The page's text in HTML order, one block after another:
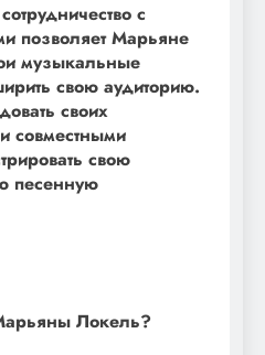
с
позволяет Марьяне
музыкальные
свою аудиторию.
своих
совместными
свою
песенную
Локель?